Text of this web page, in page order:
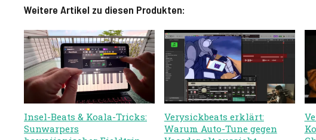
Weitere Artikel zu diesen Produkten:
Insel-Beats & Koala-Tricks:
Sunwarpers
Verysickbeats erklärt:
Warum Auto-Tune gegen